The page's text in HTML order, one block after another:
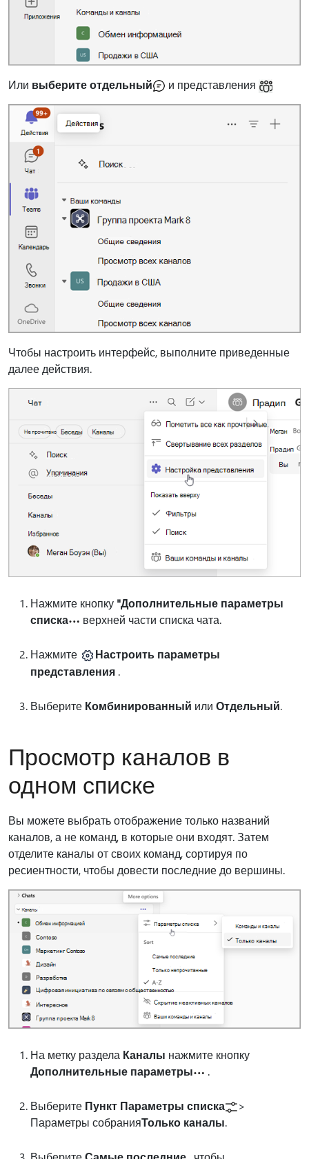
Или выберите отдельный и представления
Чтобы настроить интерфейс, выполните приведенные
далее действия.
Нажмите кнопку "Дополнительные параметры
списка
верхней части списка чата.
Нажмите
Настроить параметры
представления .
Выберите Комбинированный или Отдельный.
Просмотр каналов в
одном списке
Вы можете выбрать отображение только названий
каналов, а не команд, в которые они входят. Затем
отделите каналы от своих команд, сортируя по
ресиентности, чтобы довести последние до вершины.
На метку раздела Каналы нажмите кнопку
Дополнительные параметры
.
Выберите Пункт Параметры списка
>
Параметры собранияТолько каналы.